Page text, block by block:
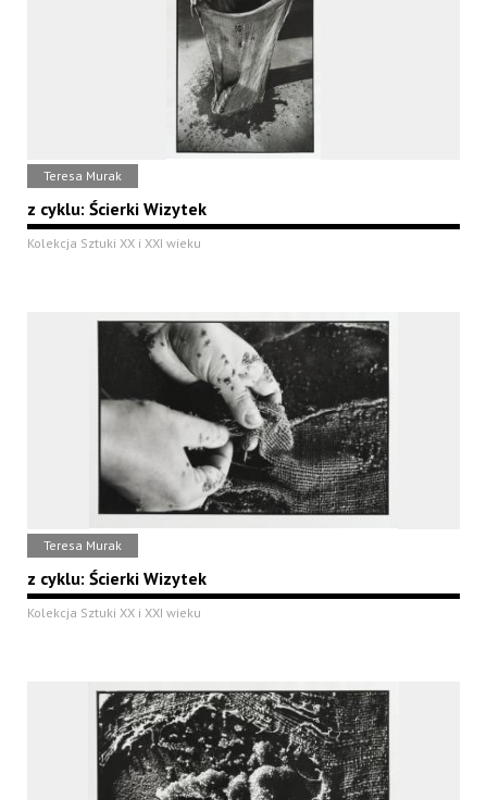
Teresa Murak
z cyklu: Ścierki Wizytek
Kolekcja Sztuki XX i XXI wieku
Teresa Murak
z cyklu: Ścierki Wizytek
Kolekcja Sztuki XX i XXI wieku